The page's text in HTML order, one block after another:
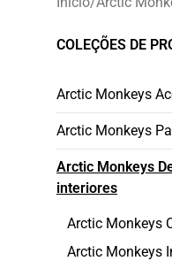
COLEÇÕES DE
Arctic Monkeys
Arctic Monkeys
Arctic Monkeys
interiores
Arctic Monkeys
Arctic Monkeys